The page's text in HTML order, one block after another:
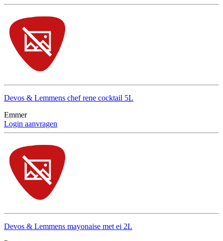
Devos & Lemmens chef rene cocktail 5L
Emmer
Login aanvragen
Devos & Lemmens mayonaise met ei 2L